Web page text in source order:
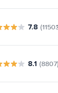
7.8
8.1 (8807)